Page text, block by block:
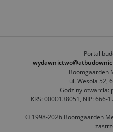
Portal
Boomgaarden
ul. Wesoła 52,
Godziny otwarcia:
KRS: 0000138051, NIP: 666-
© 1998-2026 Boomgaarden